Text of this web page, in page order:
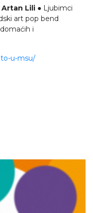
Artan Lili ● Ljubimci
art pop bend
i
u-msu/